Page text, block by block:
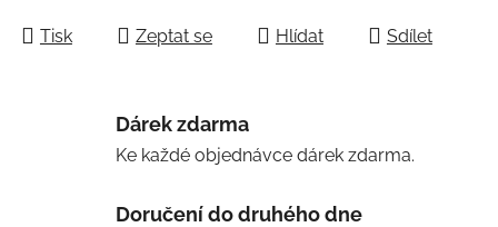
Tisk Zeptat se Hlídat Sdílet
Dárek zdarma
Ke každé objednávce dárek zdarma.
Doručení do druhého dne